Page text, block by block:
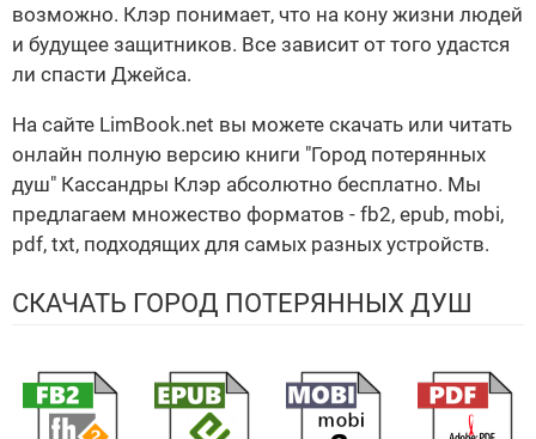
возможно. Клэр понимает, что на кону жизни людей
и будущее защитников. Все зависит от того удастся
ли спасти Джейса.
На сайте LimBook.net вы можете скачать или читать
онлайн полную версию книги "Город потерянных
душ" Кассандры Клэр абсолютно бесплатно. Мы
предлагаем множество форматов - fb2, epub, mobi,
pdf, txt, подходящих для самых разных устройств.
СКАЧАТЬ ГОРОД ПОТЕРЯННЫХ ДУШ